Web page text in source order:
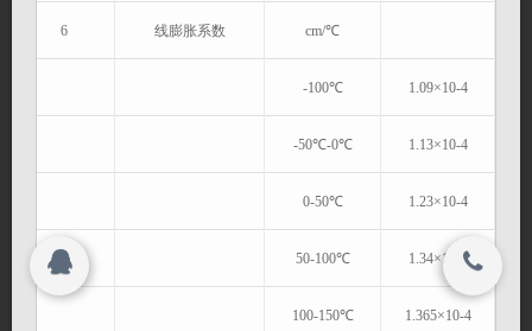
名牌石墨轴承加工厂家|南通启宸碳业有限公
© 2015-2017
司 All rights reserved.
6 线膨胀系数 cm/℃
-100℃ 1.09×10-4
-50℃-0℃ 1.13×10-4
0-50℃ 1.23×10-4
50-100℃ 1.34×10-4
100-150℃ 1.365×10-4